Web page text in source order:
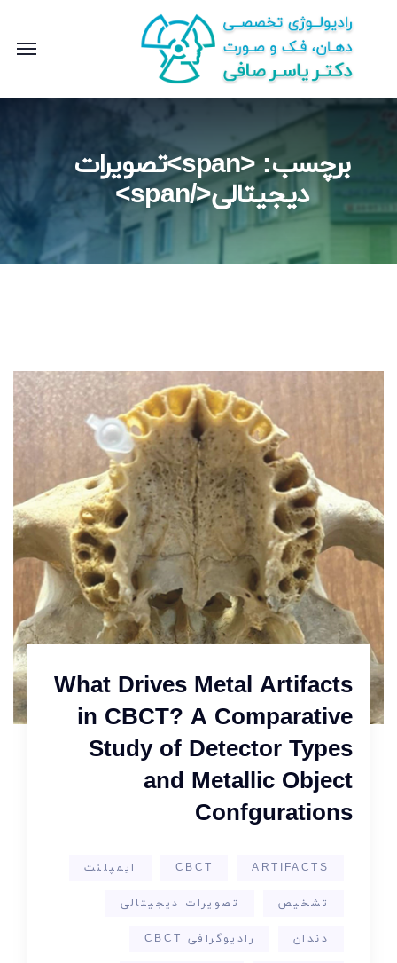
برچسب: <span>تصویرات
دیجیتالی</span>
What Drives Metal Artifacts
in CBCT? A Comparative
Study of Detector Types
and Metallic Object
Confgurations
ARTIFACTS
CBCT ایمپلنت
تشخیص تصویرات دیجیتالی
دندان رادیوگرافی CBCT